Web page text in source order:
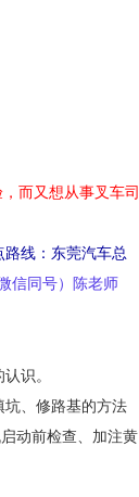
而又想从事叉车司
线：东莞汽车总
信同号）陈老师
识。
坑、修路基的方法
动前检查、加注黄